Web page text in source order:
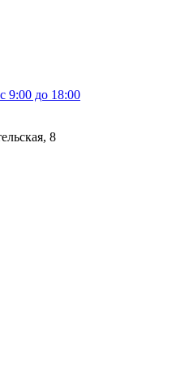
9:00 до 18:00
8